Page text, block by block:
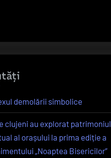
demolării simbolice
clujeni au explorat patrimoniul
al orașului la prima ediție a
„Noaptea Bisericilor”